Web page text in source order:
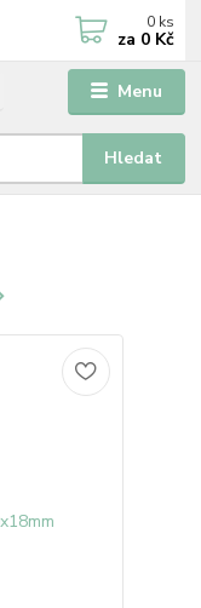
Menu
Hledat
0 ks
za 0 Kč